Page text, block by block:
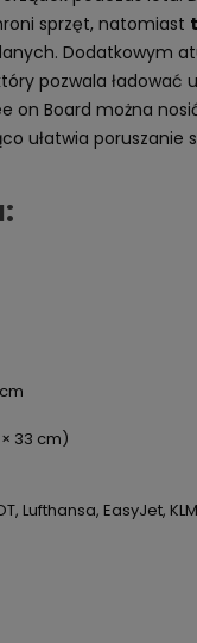
sprzęt, natomiast
Dodatkowym
pozwala ładować
on Board można
ułatwia poruszanie
33 cm)
Lufthansa, EasyJet,